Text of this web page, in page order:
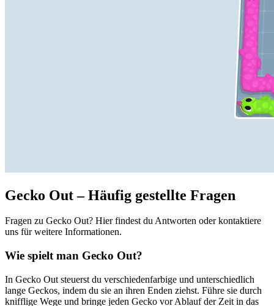
Gecko Out – Häufig gestellte Fragen
Fragen zu Gecko Out? Hier findest du Antworten oder kontaktiere
uns für weitere Informationen.
Wie spielt man Gecko Out?
In Gecko Out steuerst du verschiedenfarbige und unterschiedlich
lange Geckos, indem du sie an ihren Enden ziehst. Führe sie durch
knifflige Wege und bringe jeden Gecko vor Ablauf der Zeit in das